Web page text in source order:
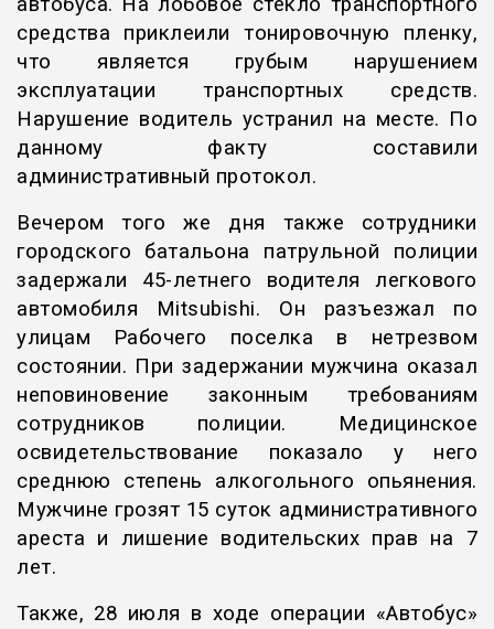
автобуса. На лобовое стекло транспортного
средства приклеили тонировочную пленку,
что является грубым нарушением
эксплуатации транспортных средств.
Нарушение водитель устранил на месте. По
данному факту составили
административный протокол.
Вечером того же дня также сотрудники
городского батальона патрульной полиции
задержали 45-летнего водителя легкового
автомобиля Mitsubishi. Он разъезжал по
улицам Рабочего поселка в нетрезвом
состоянии. При задержании мужчина оказал
неповиновение законным требованиям
сотрудников полиции. Медицинское
освидетельствование показало у него
среднюю степень алкогольного опьянения.
Мужчине грозят 15 суток административного
ареста и лишение водительских прав на 7
лет.
Также, 28 июля в ходе операции «Автобус»